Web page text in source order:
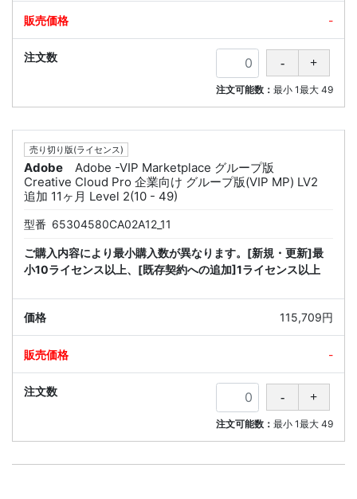
-
注文可能数： 最小 1最大 49
売り切り版(ライセンス)
Adobe
Adobe -VIP Marketplace グループ版
Creative Cloud Pro 企業向け グループ版(VIP MP) LV2
追加 11ヶ月 Level 2(10 - 49)
型番 65304580CA02A12_11
ご購入内容により最小購入数が異なります。[新規・更新]最
小10ライセンス以上、[既存契約への追加]1ライセンス以上
115,709円
-
注文可能数： 最小 1最大 49